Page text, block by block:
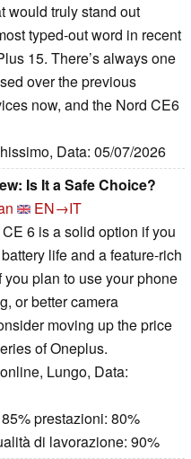
would truly stand out
typed-out word in recent
15. There’s always one
over the previous
now, and the Nord CE6
Data: 05/07/2026
Is It a Safe Choice?
EN→IT
6 is a solid option if you
life and a feature-rich
plan to use your phone
or better camera
moving up the price
of Oneplus.
Lungo, Data:
prestazioni: 80%
di lavorazione: 90%